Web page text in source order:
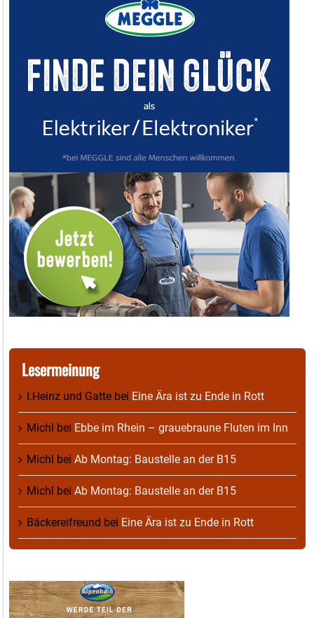
Lesermeinung
I.Heinz und Gatte bei Eine Ära ist zu Ende in Rott
Michl bei Ebbe im Rhein – grauebraune Fluten im Inn
Michl bei Ab Montag: Baustelle an der B15
Michl bei Ab Montag: Baustelle an der B15
Bäckereifreund bei Eine Ära ist zu Ende in Rott